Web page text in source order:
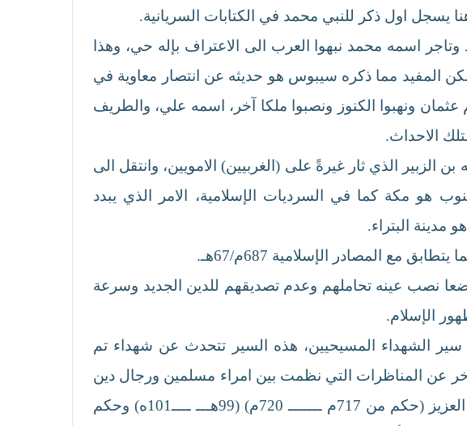
اسمه محمد نبهوا العرب الى الاعتراف بإله حي، وهذا
كرون، الذي صدر عام 1975 واثار جدلا واسعا، ولكن المفيد مما ذكره سيبوس هو حديثه عن انتصار معاوية في
ملكهم عثمان ونهبوا الكنوز ونصبوا ملكا آخر، اسمه علي، والطريف
الاحداث.
فيه، ثورة عبد الله بن الزبير الذي ثار غيرةً على (الغربيين) الامويين، وانتقل الى
مكة كما في السرديات الإسلامية، الامر الذي يبدد
المصادر الإسلامية 687م/67هـ.
نصب عينه تحاملهم وعدم تصديقهم للدين الجديد وسرعة
الإسلام.
الشهداء المسيحيين، هذه السير تتحدث عن شهداء تم
عن المناظرات التي نظمت بين امراء مسلمين ورجال دين
مسيحيين، ان المشهور منها بين المؤرخين، تلك المراسلة التي جرت بين عمر بن عبد العزيز (حكم من 717م ـــــــ 720م) (99هـــ ــــ101ه) وحكم